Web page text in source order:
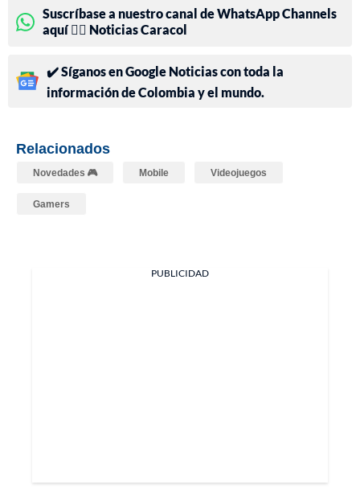
Suscríbase a nuestro canal de WhatsApp Channels
aquí 👉🏻 Noticias Caracol
✔️ Síganos en Google Noticias con toda la
información de Colombia y el mundo.
Relacionados
Novedades 🎮 Mobile Videojuegos
Gamers
PUBLICIDAD